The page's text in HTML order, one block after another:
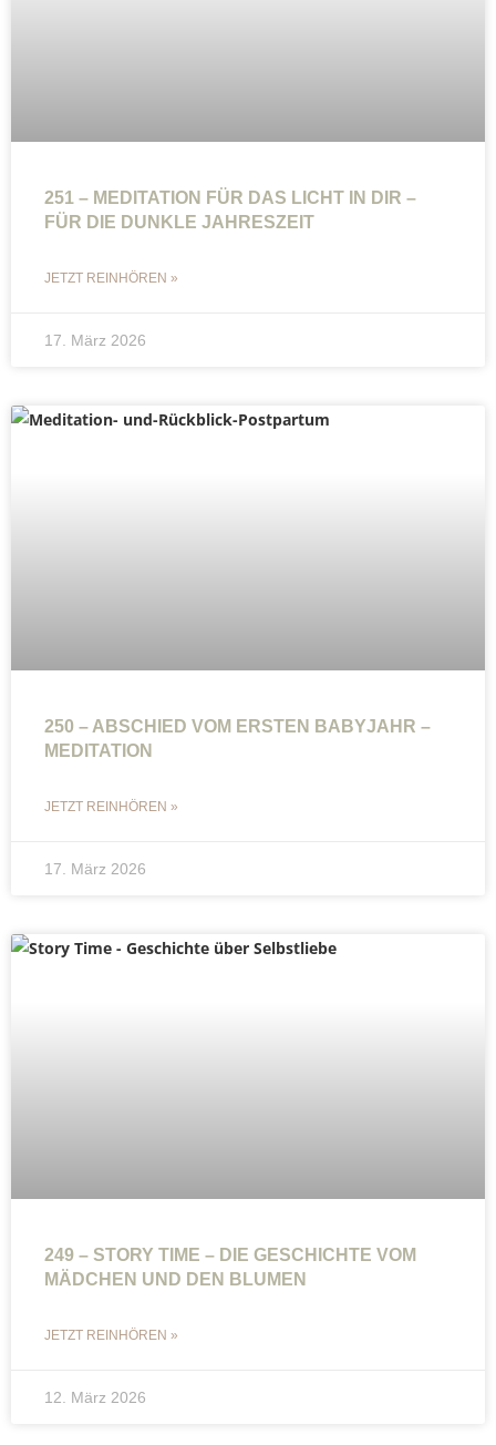
251 – MEDITATION FÜR DAS LICHT IN DIR –
FÜR DIE DUNKLE JAHRESZEIT
JETZT REINHÖREN »
17. März 2026
250 – ABSCHIED VOM ERSTEN BABYJAHR –
MEDITATION
JETZT REINHÖREN »
17. März 2026
249 – STORY TIME – DIE GESCHICHTE VOM
MÄDCHEN UND DEN BLUMEN
JETZT REINHÖREN »
12. März 2026